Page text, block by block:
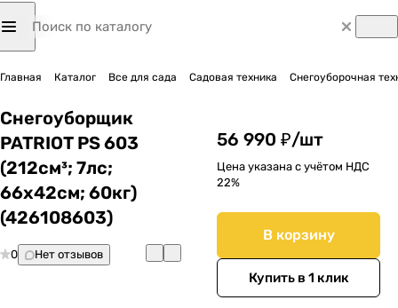
Главная Каталог Все для сада Садовая техника Снегоуборочная
Снегоуборщик
PATRIOT PS 603
(212см³; 7лс;
66х42см; 60кг)
(426108603)
0 Нет отзывов
56 990 ₽/шт
Цена указана с учётом НДС
22%
В корзину
Купить в 1 клик